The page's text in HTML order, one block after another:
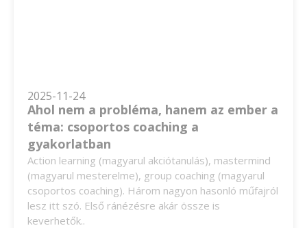
2025-11-24
Ahol nem a probléma, hanem az ember a
téma: csoportos coaching a
gyakorlatban
Action learning (magyarul akciótanulás), mastermind
(magyarul mesterelme), group coaching (magyarul
csoportos coaching). Három nagyon hasonló műfajról
lesz itt szó. Első ránézésre akár össze is
keverhetők..